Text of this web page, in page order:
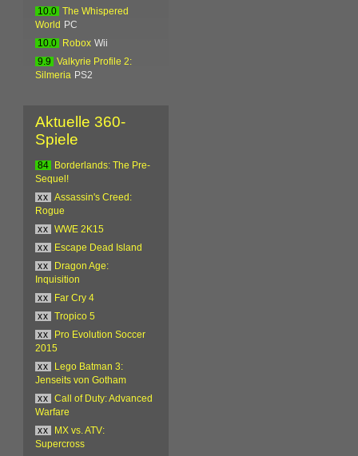
10.0
The Whispered
World
PC
10.0
Robox Wii
9.9
Valkyrie Profile 2:
Silmeria PS2
Aktuelle 360-
Spiele
84
Borderlands: The Pre-
Sequel!
xx
Assassin's Creed:
Rogue
xx
WWE 2K15
xx
Escape Dead Island
xx
Dragon Age:
Inquisition
xx
Far Cry 4
xx
Tropico 5
xx
Pro Evolution Soccer
2015
xx
Lego Batman 3:
Jenseits von Gotham
xx
Call of Duty: Advanced
Warfare
xx
MX vs. ATV:
Supercross